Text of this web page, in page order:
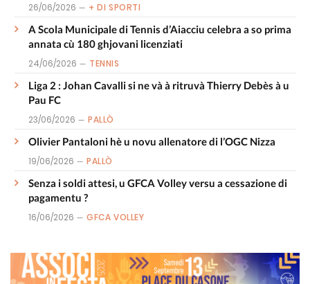
26/06/2026 + DI SPORTI
A Scola Municipale di Tennis d’Aiacciu celebra a so prima
annata cù 180 ghjovani licenziati
24/06/2026 TENNIS
Liga 2 : Johan Cavalli si ne và à ritruvà Thierry Debès à u
Pau FC
23/06/2026 PALLÒ
Olivier Pantaloni hè u novu allenatore di l’OGC Nizza
19/06/2026 PALLÒ
Senza i soldi attesi, u GFCA Volley versu a cessazione di
pagamentu ?
16/06/2026 GFCA VOLLEY